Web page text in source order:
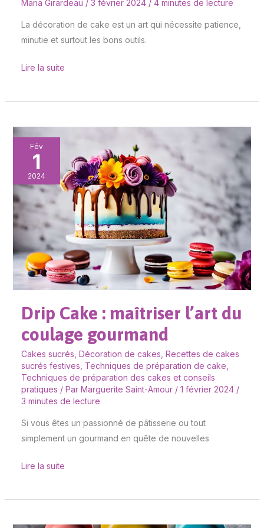
Maria Girardeau / 3 février 2024 / 4 minutes de lecture
La décoration de cake est un art qui nécessite patience,
minutie et surtout les bons outils.
Lire la suite
Fév
1
2024
Drip Cake : maîtriser l’art du
coulage gourmand
Cakes sucrés Décoration de cakes Recettes de cakes
sucrés festives Techniques de préparation de cake
Techniques de préparation des cakes et conseils
pratiques / Par Marguerite Saint-Amour / 1 février 2024 /
3 minutes de lecture
Si vous êtes un passionné de pâtisserie ou tout
simplement un gourmand en quête de nouvelles
Drip
Cake
maîtriser
l’art
coulage
gourmand
Lire la suite